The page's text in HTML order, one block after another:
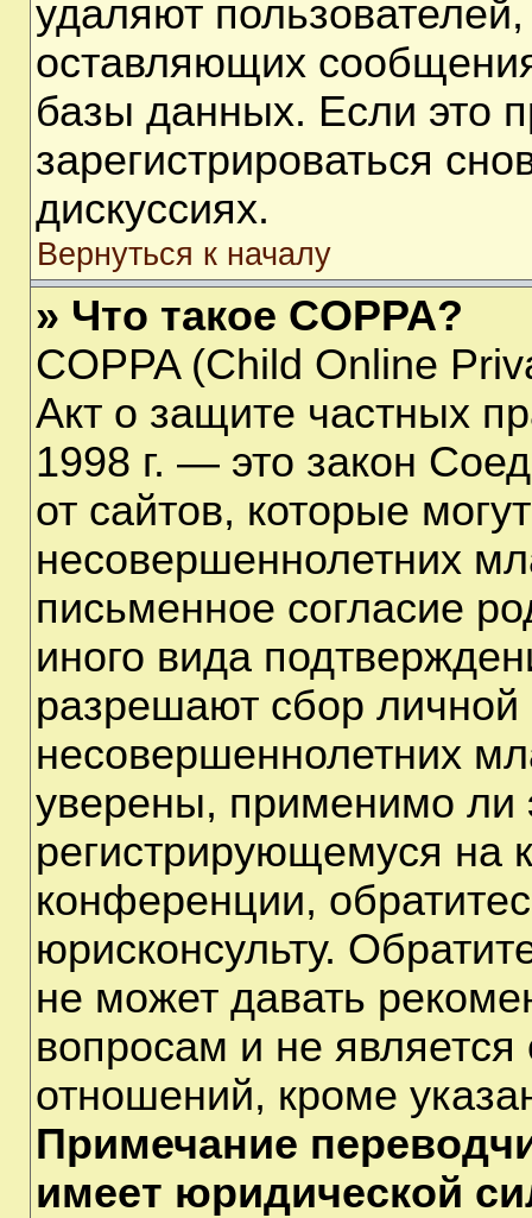
удаляют
оставляющих
базы данных. Если это
зарегистрироваться
дискуссиях.
Вернуться к началу
» Что такое COPPA?
COPPA (Child Online
Акт о защите частных
1998 г. — это закон
от сайтов, которые
несовершеннолетних
письменное согласие
иного вида
разрешают сбор
несовершеннолетних
уверены, применимо ли
регистрирующемуся на
конференции,
юрисконсульту.
не может давать
вопросам и не
отношений, кроме
Примечание
имеет юридической